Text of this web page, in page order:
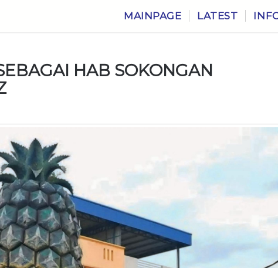
MAINPAGE LATEST
HAB SOKONGAN